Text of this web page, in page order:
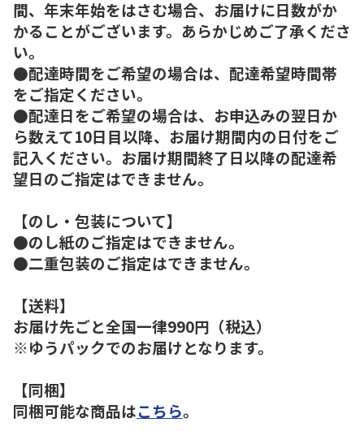
間、年末年始をはさむ場合、お届けに日数がか
かることがございます。あらかじめご了承くださ
い。
●配達時間をご希望の場合は、配達希望時間帯
をご指定ください。
●配達日をご希望の場合は、お申込みの翌日か
ら数えて10日目以降、お届け期間内の日付をご
記入ください。お届け期間終了日以降の配達希
望日のご指定はできません。
【のし・包装について】
●のし紙のご指定はできません。
●二重包装のご指定はできません。
【送料】
お届け先ごと全国一律990円（税込）
※ゆうパックでのお届けとなります。
【同梱】
同梱可能な商品はこちら。